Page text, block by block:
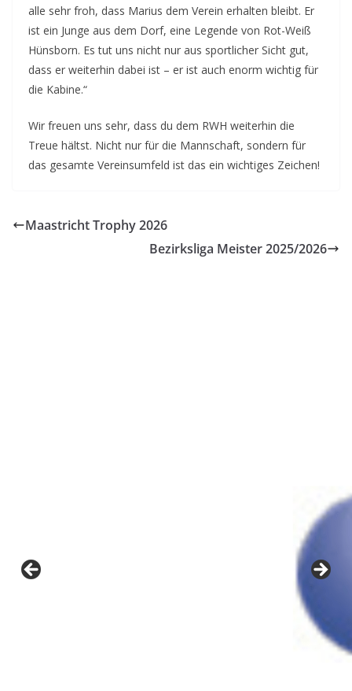
alle sehr froh, dass Marius dem Verein erhalten bleibt. Er
ist ein Junge aus dem Dorf, eine Legende von Rot-Weiß
Hünsborn. Es tut uns nicht nur aus sportlicher Sicht gut,
dass er weiterhin dabei ist – er ist auch enorm wichtig für
die Kabine.“
Wir freuen uns sehr, dass du dem RWH weiterhin die
Treue hältst. Nicht nur für die Mannschaft, sondern für
das gesamte Vereinsumfeld ist das ein wichtiges Zeichen!
Maastricht Trophy 2026
Bezirksliga Meister 2025/2026